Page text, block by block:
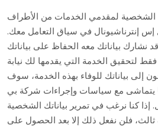
الشخصية لمقدمي الخدمات من الأطراف
إس إنترناشيونال في سياق التعامل معك.
بياناتك معه الحفاظ على بياناتك
لتحقيق الخدمة التي يقدمها لك نيابة
إلى بياناتك للوفاء بهذه الخدمة، سوف
يتماشى مع سياسات وإجراءات شركة بي
إذا كنا نرغب في تمرير بياناتك الشخصية
فلن نفعل ذلك إلا بعد الحصول على